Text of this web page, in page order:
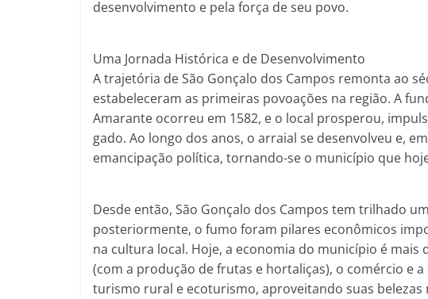
desenvolvimento e pela força de seu povo.
Uma Jornada Histórica e de Desenvolvimento
A trajetória de São Gonçalo dos Campos remonta ao
estabeleceram as primeiras povoações na região. A
Amarante ocorreu em 1582, e o local prosperou,
gado. Ao longo dos anos, o arraial se desenvolveu e,
emancipação política, tornando-se o município que
Desde então, São Gonçalo dos Campos tem trilhado
posteriormente, o fumo foram pilares econômicos
na cultura local. Hoje, a economia do município é
(com a produção de frutas e hortaliças), o comércio e
turismo rural e ecoturismo, aproveitando suas